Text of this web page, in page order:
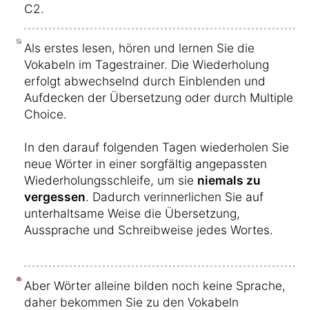
C2.
Als erstes lesen, hören und lernen Sie die
Vokabeln im Tagestrainer. Die Wiederholung
erfolgt abwechselnd durch Einblenden und
Aufdecken der Übersetzung oder durch Multiple
Choice.
In den darauf folgenden Tagen wiederholen Sie
neue Wörter in einer sorgfältig angepassten
Wiederholungsschleife, um sie niemals zu
vergessen. Dadurch verinnerlichen Sie auf
unterhaltsame Weise die Übersetzung,
Aussprache und Schreibweise jedes Wortes.
Aber Wörter alleine bilden noch keine Sprache,
daher bekommen Sie zu den Vokabeln